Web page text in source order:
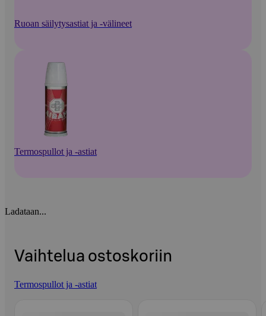
Ruoan säilytysastiat ja -välineet
Termospullot ja -astiat
Ladataan...
Vaihtelua ostoskoriin
Termospullot ja -astiat